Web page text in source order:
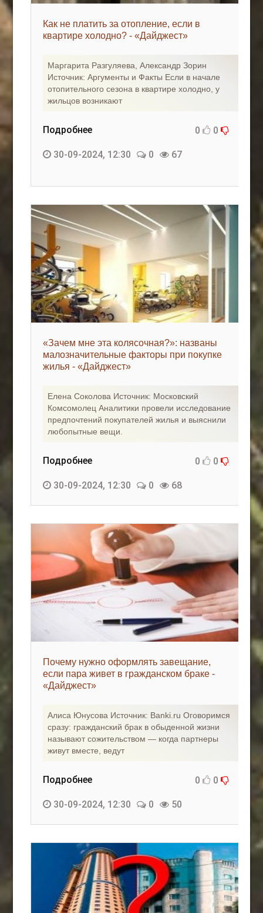
Как не платить за отопление, если в
квартире холодно? - «Дайджест»
Маргарита Разгуляева, Александр Зорин
Источник: Аргументы и Факты Если в начале
отопительного сезона в квартире холодно, у
жильцов возникают
Подробнее 0 0
30-09-2024, 12:30 0 67
«Зачем мне эта колясочная?»: названы
малозначительные факторы при покупке
жилья - «Дайджест»
Елена Соколова Источник: Московский
Комсомолец Аналитики провели исследование
предпочтений покупателей жилья и выяснили
любопытные вещи.
Подробнее 0 0
30-09-2024, 12:30 0 68
Почему нужно оформлять завещание,
если пара живет в гражданском браке -
«Дайджест»
Алиса Юнусова Источник: Banki.ru Оговоримся
сразу: гражданский брак в обыденной жизни
называют сожительством — когда партнеры
живут вместе, ведут
Подробнее 0 0
30-09-2024, 12:30 0 50